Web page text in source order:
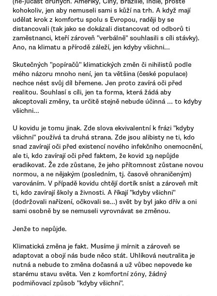
kohokoliv, jen aby nemuseli sami s kůží na trh. A když mají
udělat krok z komfortu spolu s Evropou, raději by se
distancovali (tak jako se dokázali distancovat od odborů ti
zaměstnanci, kteří zároveň "verbálně" souhlasili s cíli stávky).
Ano, na klimatu a přírodě záleží, jen kdyby všichni...
Skutečných "popíračů" klimatických změn či nihilistů podle
mého názoru mnoho není, jen ta většina (české populace)
nechce nést svůj díl břemene. Jen proto zavírá oči před
realitou. Souhlasí s cíli, jen ta forma, která žádá aby
akceptovali změny, ta určitě stejně nebude účinná ... to kdyby
všichni...
U kovidu je tomu jinak. Zde slova ekvivalentní k frázi "kdyby
všichni" používá ta druhá strana. Zde jsou alibisty ne ti, kdo
snad zavírají oči před existencí nového infekčního onemocnění,
ale ti, kdo zavírají oči před faktem, že kovid 19 nepůjde
eradikovat. Že zde zůstane, že jeho přítomnost zůstane novou
normou, a ne nějakým (posledním, tj. časově ohraničeným)
varováním. V případě kovidu chtějí dortík sníst a zároveň mít
ti, kdo zavírají školy a živnosti. A říkají "kdyby všichni"
(dodržovali nařízení, očkovali se...) svět by byl jako dřív a oni
sami osobně by se nemuseli vyrovnávat se změnou.
Jenže to nepůjde.
Klimatická změna je fakt. Musíme ji mírnit a zároveň se
adaptovat a obojí nás bude něco stát. Uhlíková neutralita je
nutná a nebude to změna dočasná a už vůbec nepovede ke
starému stavu světa. Ven z komfortní zóny, žádný
podmiňovací způsob "kdyby všichni".